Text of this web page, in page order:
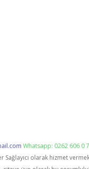
Whatsapp: 0262 606 0
Sağlayıcı olarak hizmet